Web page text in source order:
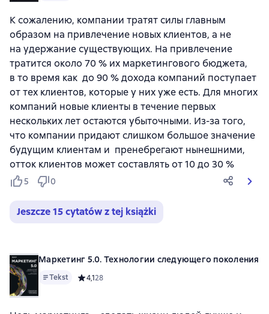
К сожалению, компании тратят силы главным
образом на привлечение новых клиентов, а не
на удержание существующих. На привлечение
тратится около 70 % их маркетингового бюджета,
в то время как до 90 % дохода компаний поступает
от тех клиентов, которые у них уже есть. Для многих
компаний новые клиенты в течение первых
нескольких лет остаются убыточными. Из-за того,
что компании придают слишком большое значение
будущим клиентам и пренебрегают нынешними,
отток клиентов может составлять от 10 до 30 %
5 0
Jeszcze 15 cytatów z tej książki
Маркетинг 5.0. Технологии следующего поколения
Tekst Средний рейтинг 4,1 на основе 28 оценок
4,128